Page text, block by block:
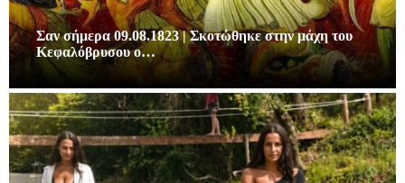
Σαν σήμερα 09.08.1823 | Σκοτώθηκε στην μάχη του
Κεφαλόβρυσου ο…